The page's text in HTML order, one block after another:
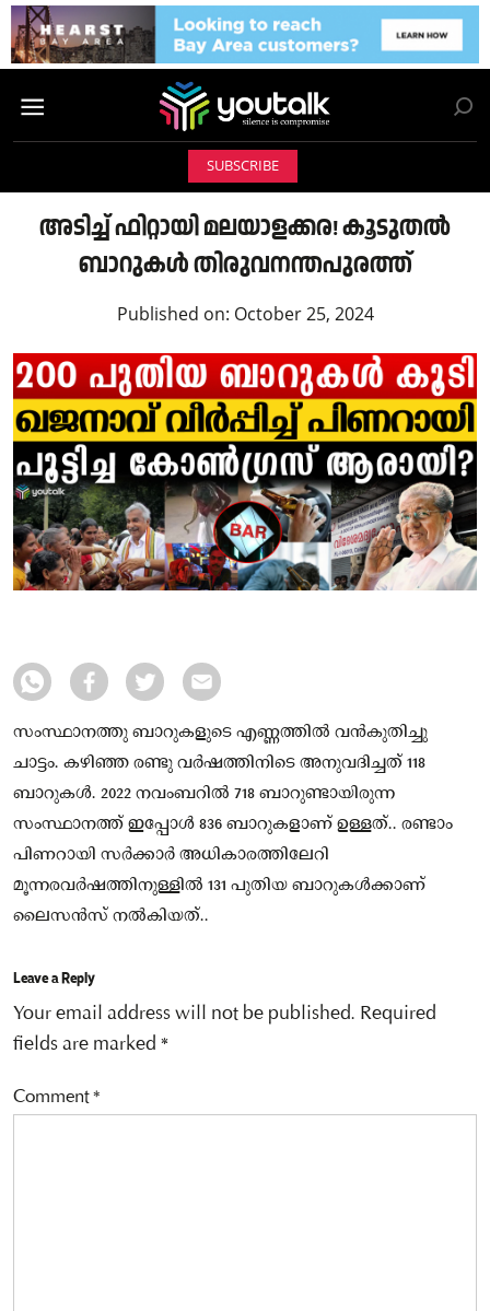
SUBSCRIBE
അടിച്ച് ഫിറ്റായി മലയാളക്കര! കൂടുതൽ
ബാറുകൾ തിരുവനന്തപുരത്ത്
Published on: October 25, 2024
സംസ്ഥാനത്തു ബാറുകളുടെ എണ്ണത്തിൽ വൻകുതിച്ചു
ചാട്ടം. കഴിഞ്ഞ രണ്ടു വർഷത്തിനിടെ അനുവദിച്ചത് 118
ബാറുകൾ. 2022 നവംബറിൽ 718 ബാറുണ്ടായിരുന്ന
സംസ്ഥാനത്ത് ഇപ്പോൾ 836 ബാറുകളാണ് ഉള്ളത്.. രണ്ടാം
പിണറായി സർക്കാർ അധികാരത്തിലേറി
മൂന്നരവർഷത്തിനുള്ളിൽ 131 പുതിയ ബാറുകൾക്കാണ്
ലൈസൻസ് നൽകിയത്..
Leave a Reply
Your email address will not be published. Required
fields are marked *
Comment*